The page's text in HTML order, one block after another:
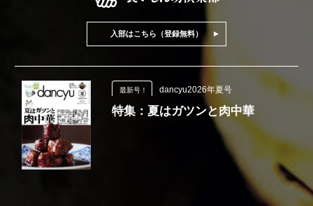
入部はこちら（登録無料）
最新号！ dancyu2026年夏号
特集：夏はガツンと肉中華